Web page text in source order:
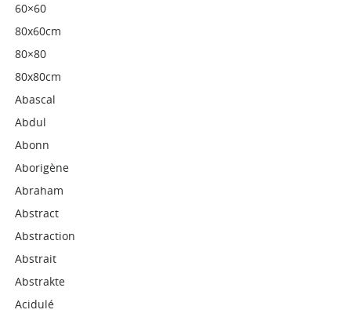
60×60
80x60cm
80×80
80x80cm
Abascal
Abdul
Abonn
Aborigène
Abraham
Abstract
Abstraction
Abstrait
Abstrakte
Acidulé